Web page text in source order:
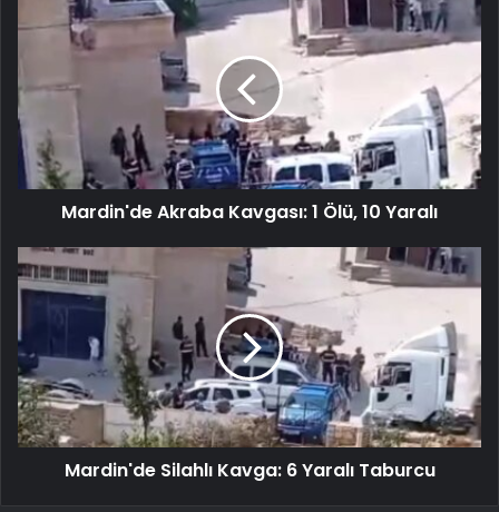
Mardin'de Akraba Kavgası: 1 Ölü, 10 Yaralı
Mardin'de Silahlı Kavga: 6 Yaralı Taburcu